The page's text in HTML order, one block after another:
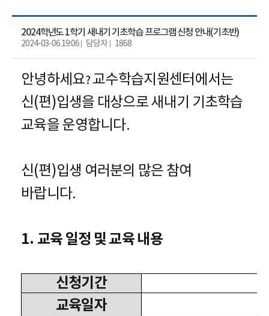
2024학년도 1학기 새내기 기초학습 프로그램 신청 안내(기초반)
2024-03-06 19:06 담당자 1868
안녕하세요?교수학습지원센터에서는
신(편)입생을 대상으로 새내기 기초학습
교육을 운영합니다.
신(편)입생 여러분의 많은 참여
바랍니다.
1. 교육 일정 및 교육 내용
신청기간
교육일자